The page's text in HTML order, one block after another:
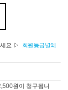
세요 ▷
회원등급별혜
원이 청구됩니